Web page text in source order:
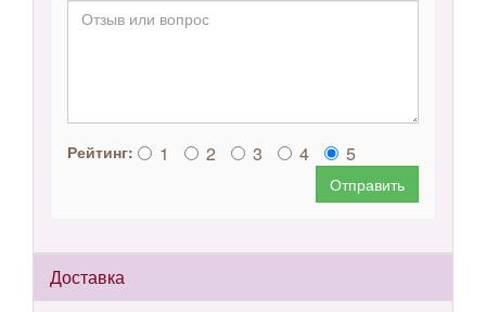
Рейтинг: 1 2 3 4 5
Отправить
Доставка